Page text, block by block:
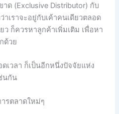
(Exclusive Distributor) กับ
เราจะอยู่กับเค้าคนเดียวตลอด
ว ก็ควรหาลูกค้าเพิ่มเติม เพื่อหา
ด้วย
เวลา ก็เป็นอีกหนึ่งปัจจัยแห่ง
นกัน
รตลาดใหม่ๆ